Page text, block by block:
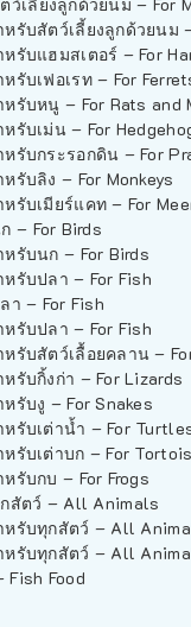
หรับสัตว์เลี้ยงลูกด้วยนม
หรับแฮมสเตอร์ – For
หรับเฟอเรท – For
หรับหนู – For Rats and
หรับเม่น – For
หรับกระรอกดิน – For
หรับลิง – For Monkeys
หรับเมียร์แคท – For
– For Birds
หรับนก – For Birds
หรับปลา – For Fish
า – For Fish
หรับปลา – For Fish
หรับสัตว์เลื้อยคลาน –
หรับกิ้งก่า – For Lizards
หรับงู – For Snakes
หรับเต่าน้ำ – For
หรับเต่าบก – For
หรับกบ – For Frogs
สัตว์ – All Animals
หรับทุกสัตว์ – All
หรับทุกสัตว์ – All
Fish Food